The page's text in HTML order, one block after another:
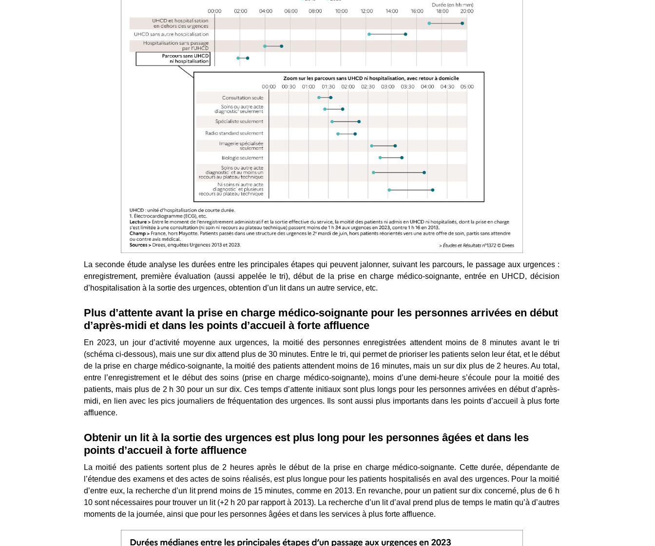
La seconde étude analyse les durées entre les principales étapes qui peuvent jalonner, suivant les parcours, le passage aux urgences :
enregistrement, première évaluation (aussi appelée le tri), début de la prise en charge médico-soignante, entrée en UHCD, décision
d’hospitalisation à la sortie des urgences, obtention d’un lit dans un autre service, etc.
Plus d’attente avant la prise en charge médico-soignante pour les personnes arrivées en début
d’après-midi et dans les points d’accueil à forte affluence
En 2023, un jour d’activité moyenne aux urgences, la moitié des personnes enregistrées attendent moins de 8 minutes avant le tri
(schéma ci-dessous), mais une sur dix attend plus de 30 minutes. Entre le tri, qui permet de prioriser les patients selon leur état, et le début
de la prise en charge médico-soignante, la moitié des patients attendent moins de 16 minutes, mais un sur dix plus de 2 heures. Au total,
entre l’enregistrement et le début des soins (prise en charge médico-soignante), moins d’une demi-heure s’écoule pour la moitié des
patients, mais plus de 2 h 30 pour un sur dix. Ces temps d’attente initiaux sont plus longs pour les personnes arrivées en début d’après-
midi, en lien avec les pics journaliers de fréquentation des urgences. Ils sont aussi plus importants dans les points d’accueil à plus forte
affluence.
Obtenir un lit à la sortie des urgences est plus long pour les personnes âgées et dans les
points d’accueil à forte affluence
La moitié des patients sortent plus de 2 heures après le début de la prise en charge médico-soignante. Cette durée, dépendante de
l’étendue des examens et des actes de soins réalisés, est plus longue pour les patients hospitalisés en aval des urgences. Pour la moitié
d’entre eux, la recherche d’un lit prend moins de 15 minutes, comme en 2013. En revanche, pour un patient sur dix concerné, plus de 6 h
10 sont nécessaires pour trouver un lit (+2 h 20 par rapport à 2013). La recherche d’un lit d’aval prend plus de temps le matin qu’à d’autres
moments de la journée, ainsi que pour les personnes âgées et dans les services à plus forte affluence.